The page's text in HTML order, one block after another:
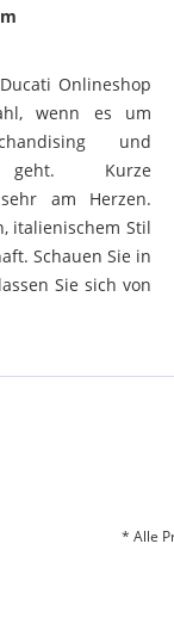
Onlineshop
wenn es um
und
geht. Kurze
am Herzen.
italienischem Stil
Schauen Sie in
Sie sich von
* Alle